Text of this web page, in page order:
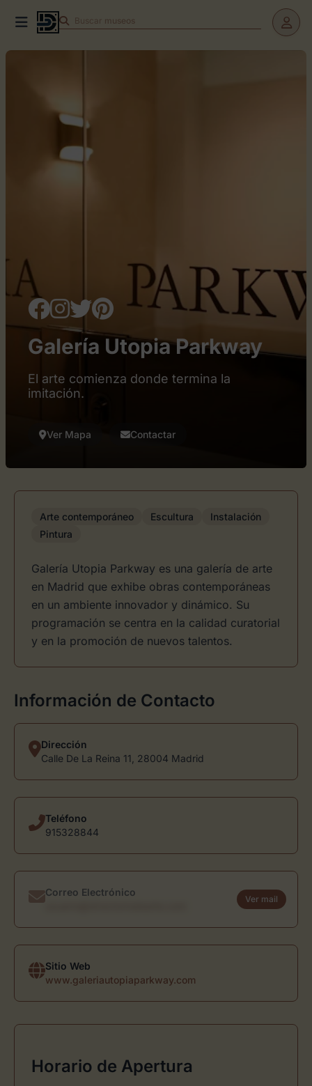
Buscar museos
Galería Utopia Parkway
El arte comienza donde termina la
imitación.
Ver Mapa Contactar
Arte contemporáneo Escultura
Instalación
Pintura
Galería Utopia Parkway es una galería de arte
en Madrid que exhibe obras contemporáneas
en un ambiente innovador y dinámico. Su
programación se centra en la calidad curatorial
y en la promoción de nuevos talentos.
Información de Contacto
Dirección
Calle De La Reina 11, 28004 Madrid
Teléfono
915328844
Correo Electrónico
Ver mail
Sitio Web
www.galeriautopiaparkway.com
Horario de Apertura